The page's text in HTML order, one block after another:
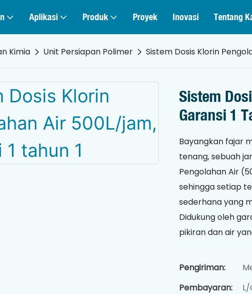
Aplikasi Produk Proyek Inovasi Tentang
Kimia Unit Persiapan Polimer Sistem Dosis Klorin
Sistem
Garansi 1
Bayangkan fajar
tenang, sebuah
Pengolahan Air
sehingga setiap
sederhana yang
Didukung oleh
pikiran dan air
Pengiriman:
Pembayaran: